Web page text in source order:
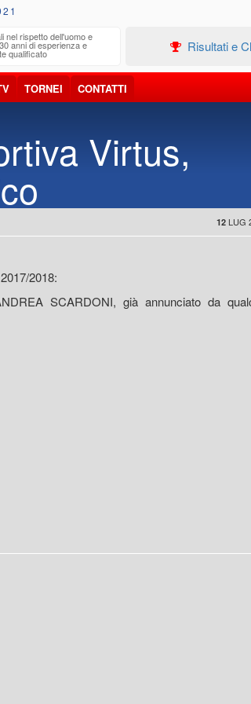
nel rispetto dell'uomo e
anni di esperienza e
qualificato Risultati e
TORNEI CONTATTI
Virtus,
12 LUG
2018:
SCARDONI, già annunciato da